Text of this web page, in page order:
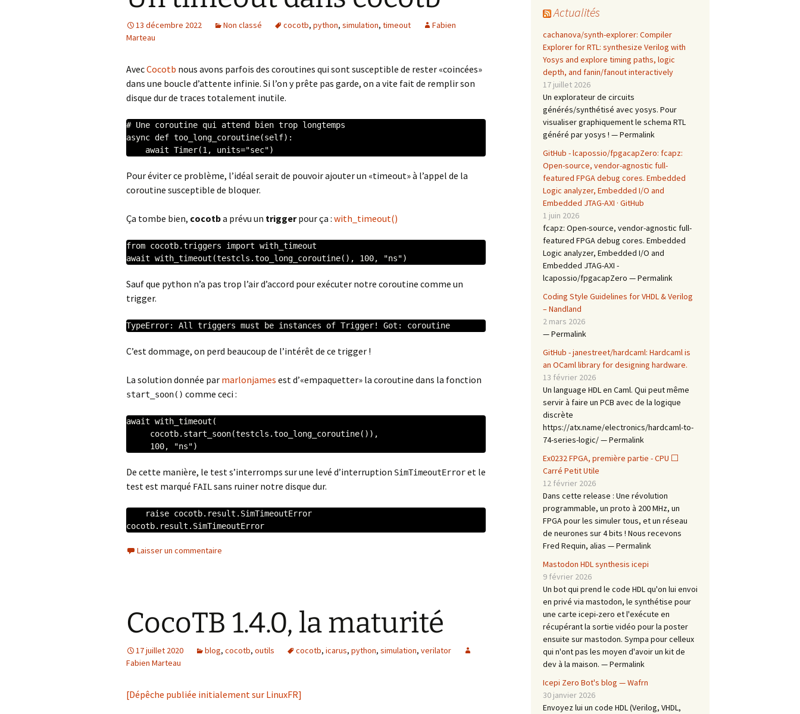
Synthèse
MyHDL
Silice
SpinalHDL
13 décembre 2022 Non classé cocotb, python, simulation, timeout
Fabien
Marteau
AvecCocotb nous avons parfois des coroutines qui sont susceptible de rester «coincées»
dans une boucle d’attente infinie. Si l’on y prête pas garde, on a vite fait de remplir son
disque dur de traces totalement inutile.
# Une coroutine qui attend bien trop longtemps
async def too_long_coroutine(self):
    await Timer(1, units="sec")
Pour éviter ce problème, l’idéal serait de pouvoir ajouter un «timeout» à l’appel de la
coroutine susceptible de bloquer.
Ça tombe bien, cocotba prévu un triggerpour ça : with_timeout()
from cocotb.triggers import with_timeout
await with_timeout(testcls.too_long_coroutine(), 100, "ns")
Sauf que python n’a pas trop l’air d’accord pour exécuter notre coroutine comme un
trigger.
TypeError: All triggers must be instances of Trigger! Got: coroutine
C’est dommage, on perd beaucoup de l’intérêt de ce trigger !
La solution donnée par marlonjames est d’«empaquetter» la coroutine dans la fonction
start_soon() comme ceci :
await with_timeout(
     100, "ns")
De cette manière, le test s’interromps sur une levé d’interruption SimTimeoutErroret le
test est marqué FAIL sans ruiner notre disque dur.
cocotb.result.SimTimeoutError
Laisser un commentaire
CocoTB 1.4.0, la maturité
17 juillet 2020 blog, cocotb, outils cocotb, icarus, python, simulation, verilator
Fabien Marteau
[Dépêche publiée initialement sur LinuxFR]
Actualités
cachanova/synth-explorer: Compiler
Explorer for RTL: synthesize Verilog with
Yosys and explore timing paths, logic
depth, and fanin/fanout interactively
17 juillet 2026
Un explorateur de circuits
générés/synthétisé avec yosys. Pour
visualiser graphiquement le schema RTL
généré par yosys ! — Permalink
GitHub - lcapossio/fpgacapZero: fcapz:
Open-source, vendor-agnostic full-
featured FPGA debug cores. Embedded
Logic analyzer, Embedded I/O and
Embedded JTAG-AXI · GitHub
1 juin 2026
fcapz: Open-source, vendor-agnostic full-
featured FPGA debug cores. Embedded
Logic analyzer, Embedded I/O and
Embedded JTAG-AXI -
lcapossio/fpgacapZero — Permalink
Coding Style Guidelines for VHDL & Verilog
– Nandland
2 mars 2026
— Permalink
GitHub - janestreet/hardcaml: Hardcaml is
an OCaml library for designing hardware.
13 février 2026
Un language HDL en Caml. Qui peut même
servir à faire un PCB avec de la logique
discrète
https://atx.name/electronics/hardcaml-to-
74-series-logic/ — Permalink
Ex0232 FPGA, première partie - CPU ⬜
Carré Petit Utile
12 février 2026
Dans cette release : Une révolution
programmable, un proto à 200 MHz, un
FPGA pour les simuler tous, et un réseau
de neurones sur 4 bits ! Nous recevons
Fred Requin, alias — Permalink
Mastodon HDL synthesis icepi
9 février 2026
Un bot qui prend le code HDL qu'on lui envoi
en privé via mastodon, le synthétise pour
une carte icepi-zero et l'exécute en
récupérant la sortie vidéo pour la poster
ensuite sur mastodon. Sympa pour celleux
qui n'ont pas les moyen d'avoir un kit de
dev à la maison. — Permalink
Icepi Zero Bot's blog — Wafrn
30 janvier 2026
Envoyez lui un code HDL (Verilog, VHDL,